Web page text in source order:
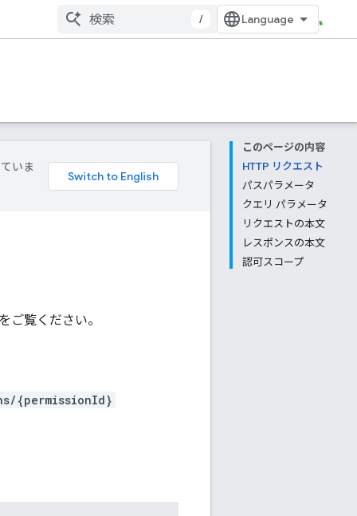
/
このページの内容
HTTP リクエスト
パスパラメータ
クエリ パラメータ
リクエストの本文
レスポンスの本文
認可スコープ
いま
ご覧ください。
{permissionId}